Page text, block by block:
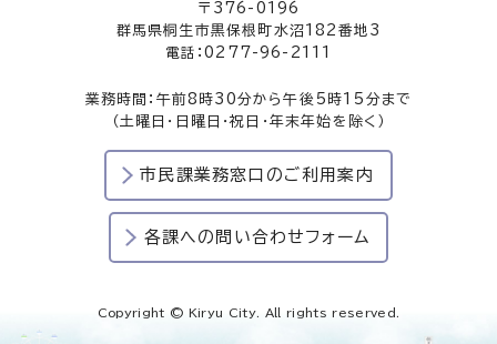
〒376-0196
群馬県桐生市黒保根町水沼182番地3
電話：0277-96-2111
業務時間：午前8時30分から午後5時15分まで
（土曜日・日曜日・祝日・年末年始を除く）
市民課業務窓口のご利用案内
各課への問い合わせフォーム
Copyright © Kiryu City. All rights reserved.